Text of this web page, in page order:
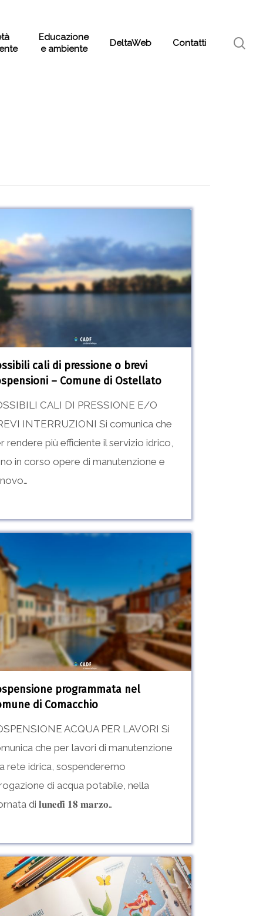
Educazione
e ambiente
DeltaWeb Contatti
cali di pressione o brevi
– Comune di Ostellato
CALI DI PRESSIONE E/O
INTERRUZIONI Si comunica che
rendere più efficiente il servizio idrico,
in corso opere di manutenzione e
programmata nel
di Comacchio
ACQUA PER LAVORI Si
che per lavori di manutenzione
rete idrica, sospenderemo
di acqua potabile, nella
di 𝐥𝐮𝐧𝐞𝐝𝐢̀ 𝟏𝟖 𝐦𝐚𝐫𝐳𝐨…